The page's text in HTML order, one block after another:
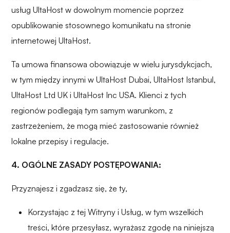
usług UltaHost w dowolnym momencie poprzez
opublikowanie stosownego komunikatu na stronie
internetowej UltaHost.
Ta umowa finansowa obowiązuje w wielu jurysdykcjach,
w tym między innymi w UltaHost Dubai, UltaHost Istanbul,
UltaHost Ltd UK i UltaHost Inc USA. Klienci z tych
regionów podlegają tym samym warunkom, z
zastrzeżeniem, że mogą mieć zastosowanie również
lokalne przepisy i regulacje.
4. OGÓLNE ZASADY POSTĘPOWANIA:
Przyznajesz i zgadzasz się, że ty,
Korzystając z tej Witryny i Usług, w tym wszelkich
treści, które przesyłasz, wyrażasz zgodę na niniejszą